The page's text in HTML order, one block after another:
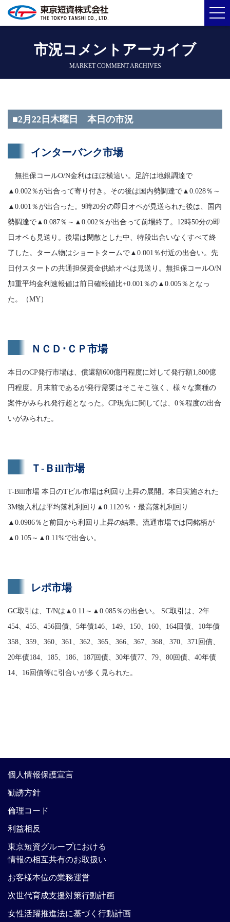
市況コメントアーカイブ
MARKET COMMENT ARCHIVES
■2月22日木曜日 本日の市況
インターバンク市場
無担保コールO/N金利はほぼ横這い。足許は地銀調達で
▲0.002％が出合って寄り付き。その後は国内勢調達で▲0.028％～
▲0.001％が出合った。9時20分の即日オペが見送られた後は、国内
勢調達で▲0.087％～▲0.002％が出合って前場終了。12時50分の即
日オペも見送り。後場は閑散とした中、特段出合いなくすべて終
了した。ターム物はショートタームで▲0.001％付近の出合い。先
日付スタートの共通担保資金供給オペは見送り。無担保コールO/N
加重平均金利速報値は前日確報値比+0.001％の▲0.005％となっ
た。（MY）
ＮＣＤ･ＣＰ市場
本日のCP発行市場は、償還額600億円程度に対して発行額1,800億
円程度。月末前であるが発行需要はそこそこ強く、様々な業種の
案件がみられ発行超となった。CP現先に関しては、0％程度の出合
いがみられた。
Ｔ-Ｂill市場
T-Bill市場 本日のTビル市場は利回り上昇の展開。本日実施された
3M物入札は平均落札利回り▲0.1120％・最高落札利回り
▲0.0986％と前回から利回り上昇の結果。流通市場では同銘柄が
▲0.105～▲0.11%で出合い。
レポ市場
GC取引は、T/Nは▲0.11～▲0.085％の出合い。 SC取引は、2年
454、455、456回債、5年債146、149、150、160、164回債、10年債
358、359、360、361、362、365、366、367、368、370、371回債、
20年債184、185、186、187回債、30年債77、79、80回債、40年債
14、16回債等に引合いが多く見られた。
個人情報保護宣言
勧誘方針
倫理コード
利益相反
東京短資グループにおける
情報の相互共有のお取扱い
お客様本位の業務運営
次世代育成支援対策行動計画
女性活躍推進法に基づく行動計画